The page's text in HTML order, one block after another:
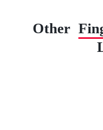
Other